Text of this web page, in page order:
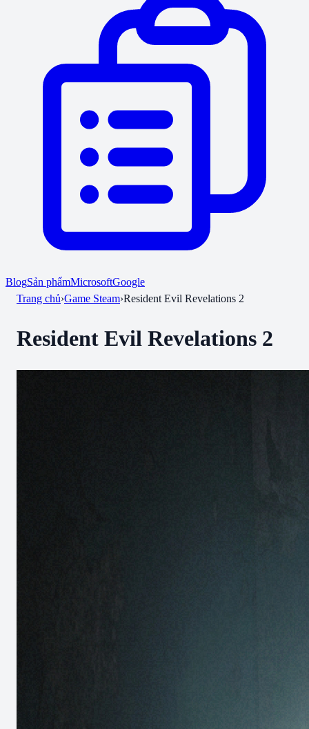
BlogSản phẩmMicrosoftGoogle
Trang chủ›Game Steam›Resident Evil Revelations 2
Resident Evil Revelations 2